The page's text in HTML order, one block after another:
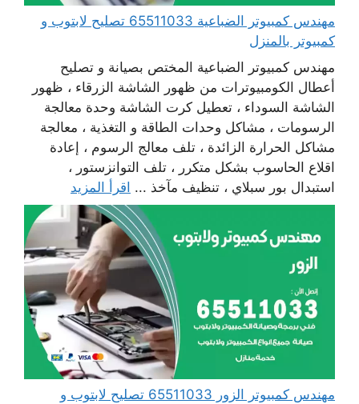
مهندس كمبيوتر الضباعية 65511033 تصليح لابتوب و
كمبيوتر بالمنزل
مهندس كمبيوتر الضباعية المختص بصيانة و تصليح
أعطال الكومبيوترات من ظهور الشاشة الزرقاء ، ظهور
الشاشة السوداء ، تعطيل كرت الشاشة وحدة معالجة
الرسومات ، مشاكل وحدات الطاقة و التغذية ، معالجة
مشاكل الحرارة الزائدة ، تلف معالج الرسوم ، إعادة
اقلاع الحاسوب بشكل متكرر ، تلف التوانزستور ،
استبدال بور سبلاي ، تنظيف مآخذ ... اقرأ المزيد
مهندس كمبيوتر الزور 65511033 تصليح لابتوب و